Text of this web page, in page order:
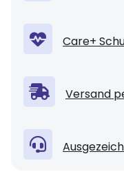
Care+
Versand